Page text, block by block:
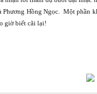
Phương Hồng Ngọc. Một phần
giờ biết cãi lại!